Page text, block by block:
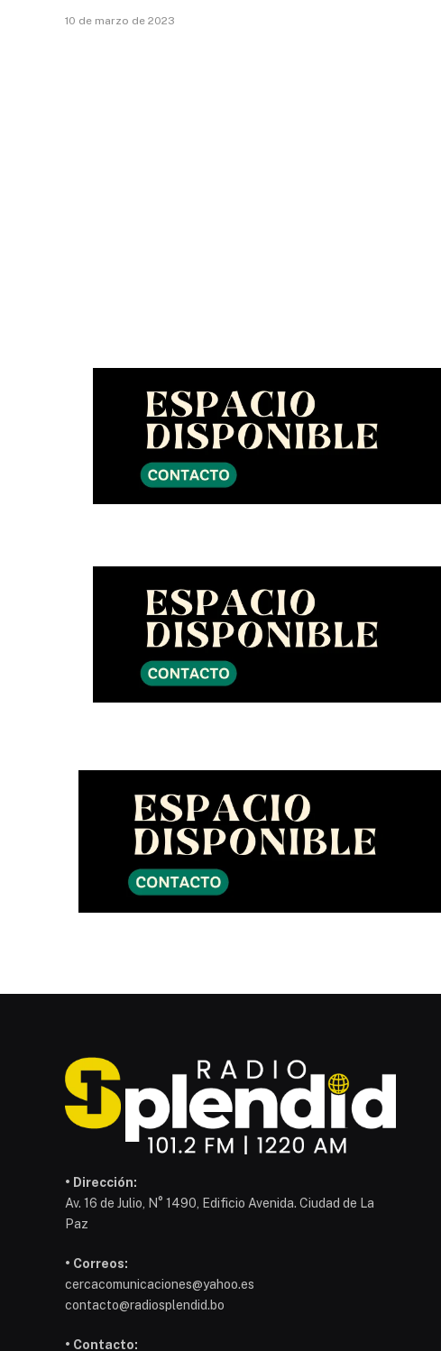
10 de marzo de 2023
• Dirección:
Av. 16 de Julio, N° 1490, Edificio Avenida. Ciudad de La
Paz
• Correos:
cercacomunicaciones@yahoo.es
contacto@radiosplendid.bo
• Contacto: